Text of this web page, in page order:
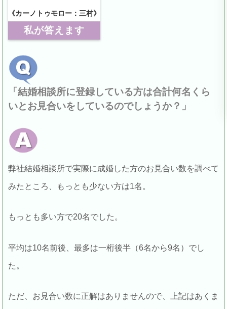
《カーノトゥモロー：三村》
私が答えます
「結婚相談所に登録している方は合計何名くら
いとお見合いをしているのでしょうか？」
弊社結婚相談所で実際に成婚した方のお見合い数を調べて
みたところ、もっとも少ない方は1名。
もっとも多い方で20名でした。
平均は10名前後、最多は一桁後半（6名から9名）でし
た。
ただ、お見合い数に正解はありませんので、上記はあくま